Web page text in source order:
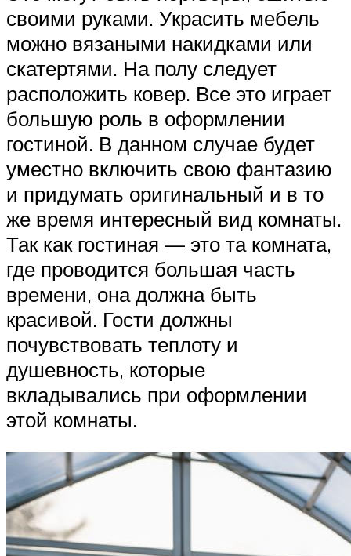
своими руками. Украсить мебель
можно вязаными накидками или
скатертями. На полу следует
расположить ковер. Все это играет
большую роль в оформлении
гостиной. В данном случае будет
уместно включить свою фантазию
и придумать оригинальный и в то
же время интересный вид комнаты.
Так как гостиная — это та комната,
где проводится большая часть
времени, она должна быть
красивой. Гости должны
почувствовать теплоту и
душевность, которые
вкладывались при оформлении
этой комнаты.